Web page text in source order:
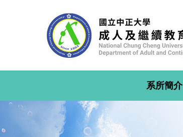
區
系所簡介